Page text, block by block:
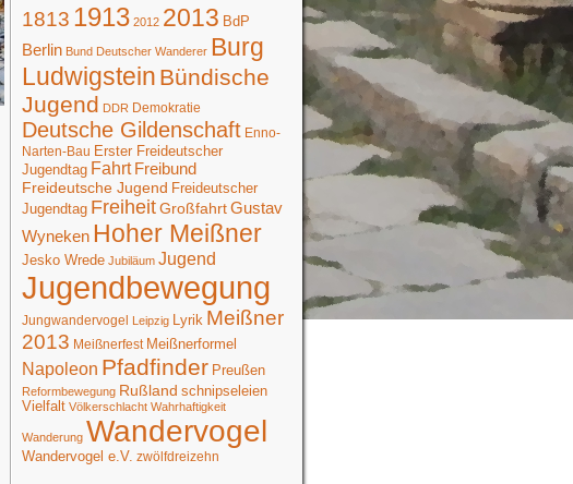
1813 1913 2012 2013 BdP
Berlin Bund Deutscher Wanderer Burg
Ludwigstein Bündische
Jugend DDR Demokratie
Deutsche Gildenschaft Enno-
Narten-Bau Erster Freideutscher
Jugendtag Fahrt Freibund
Freideutsche Jugend Freideutscher
Jugendtag FreiheitGroßfahrtGustav
Wyneken Hoher Meißner
Jesko Wrede Jubiläum Jugend
Jugendbewegung
Jungwandervogel Leipzig Lyrik Meißner
2013 Meißnerfest Meißnerformel
Napoleon Pfadfinder Preußen
Reformbewegung Rußland schnipseleien
Vielfalt Völkerschlacht Wahrhaftigkeit
Wanderung Wandervogel
Wandervogel e.V. zwölfdreizehn